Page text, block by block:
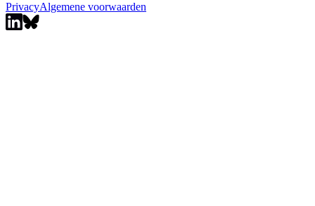
PrivacyAlgemene voorwaarden